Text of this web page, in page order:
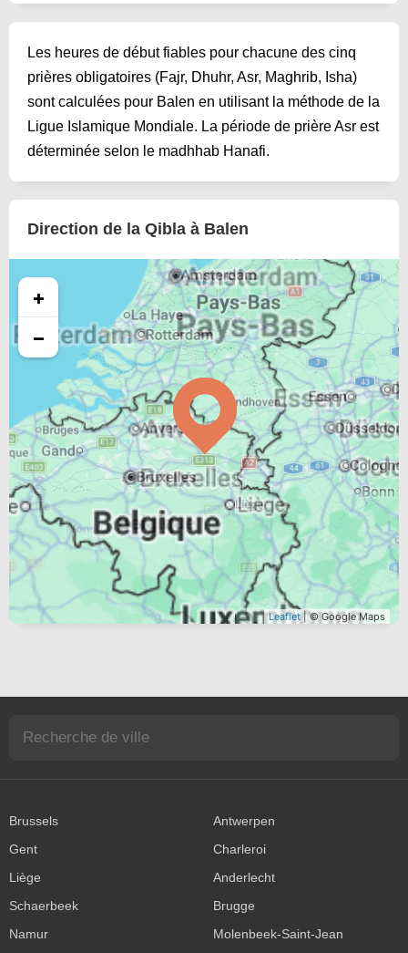
Les heures de début fiables pour chacune des cinq
prières obligatoires (Fajr, Dhuhr, Asr, Maghrib, Isha)
sont calculées pour Balen en utilisant la méthode de la
Ligue Islamique Mondiale. La période de prière Asr est
déterminée selon le madhhab Hanafi.
Direction de la Qibla à Balen
+
−
Leaflet| © Google Maps
Brussels
Antwerpen
Gent
Charleroi
Liège
Anderlecht
Schaerbeek
Brugge
Namur
Molenbeek-Saint-Jean